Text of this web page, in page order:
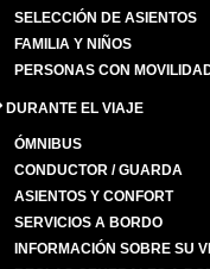
SELECCIÓN DE ASIENTOS
FAMILIA Y NIÑOS
PERSONAS CON
DURANTE EL VIAJE
ÓMNIBUS
CONDUCTOR / GUARDA
ASIENTOS Y CONFORT
SERVICIOS A BORDO
INFORMACIÓN SOBRE SU